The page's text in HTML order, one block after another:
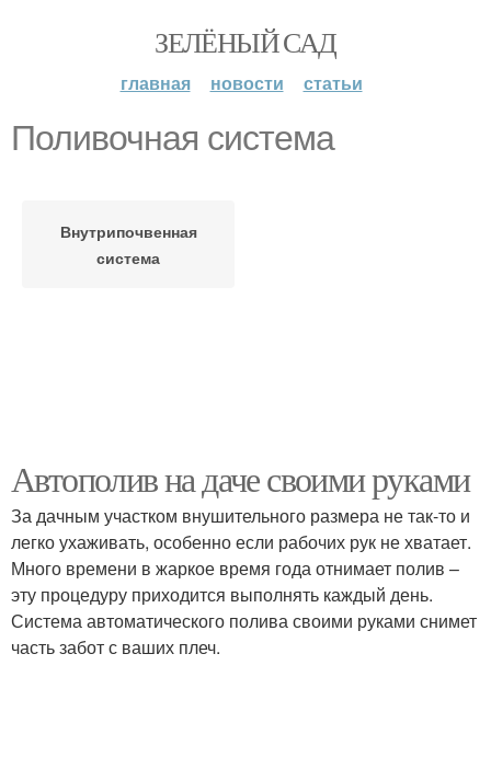
ЗЕЛЁНЫЙ САД
главная новости статьи
Поливочная система
Внутрипочвенная
система
Автополив на даче своими руками
За дачным участком внушительного размера не так-то и
легко ухаживать, особенно если рабочих рук не хватает.
Много времени в жаркое время года отнимает полив –
эту процедуру приходится выполнять каждый день.
Система автоматического полива своими руками снимет
часть забот с ваших плеч.